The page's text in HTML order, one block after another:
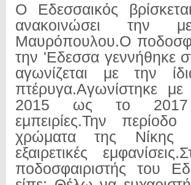
Ο Εδεσσαικός
ανακοινώσει την
Μαυρόπουλου.Ο
την 'Εδεσσα γεννήθηκε
αγωνίζεται με την
πτέρυγα.Αγωνίστηκε
2015 ως το 2017
εμπειρίες.Την
χρώματα της Νίκης
εξαιρετικές
ποδοσφαιριστής του